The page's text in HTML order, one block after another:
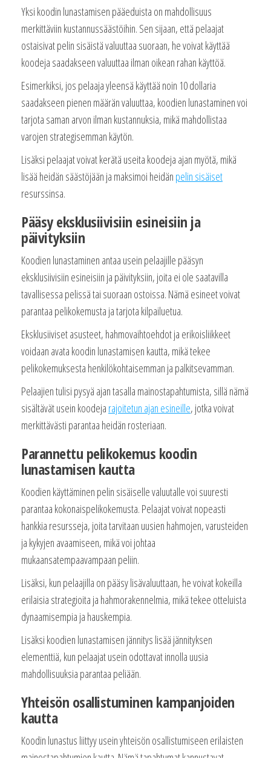
Yksi koodin lunastamisen pääeduista on mahdollisuus
merkittäviin kustannussäästöihin. Sen sijaan, että pelaajat
ostaisivat pelin sisäistä valuuttaa suoraan, he voivat käyttää
koodeja saadakseen valuuttaa ilman oikean rahan käyttöä.
Esimerkiksi, jos pelaaja yleensä käyttää noin 10 dollaria
saadakseen pienen määrän valuuttaa, koodien lunastaminen voi
tarjota saman arvon ilman kustannuksia, mikä mahdollistaa
varojen strategisemman käytön.
Lisäksi pelaajat voivat kerätä useita koodeja ajan myötä, mikä
lisää heidän säästöjään ja maksimoi heidän pelin sisäiset
resurssinsa.
Pääsy eksklusiivisiin esineisiin ja
päivityksiin
Koodien lunastaminen antaa usein pelaajille pääsyn
eksklusiivisiin esineisiin ja päivityksiin, joita ei ole saatavilla
tavallisessa pelissä tai suoraan ostoissa. Nämä esineet voivat
parantaa pelikokemusta ja tarjota kilpailuetua.
Eksklusiiviset asusteet, hahmovaihtoehdot ja erikoisliikkeet
voidaan avata koodin lunastamisen kautta, mikä tekee
pelikokemuksesta henkilökohtaisemman ja palkitsevamman.
Pelaajien tulisi pysyä ajan tasalla mainostapahtumista, sillä nämä
sisältävät usein koodeja rajoitetun ajan esineille, jotka voivat
merkittävästi parantaa heidän rosteriaan.
Parannettu pelikokemus koodin
lunastamisen kautta
Koodien käyttäminen pelin sisäiselle valuutalle voi suuresti
parantaa kokonaispelikokemusta. Pelaajat voivat nopeasti
hankkia resursseja, joita tarvitaan uusien hahmojen, varusteiden
ja kykyjen avaamiseen, mikä voi johtaa
mukaansatempaavampaan peliin.
Lisäksi, kun pelaajilla on pääsy lisävaluuttaan, he voivat kokeilla
erilaisia strategioita ja hahmorakennelmia, mikä tekee otteluista
dynaamisempia ja hauskempia.
Lisäksi koodien lunastamisen jännitys lisää jännityksen
elementtiä, kun pelaajat usein odottavat innolla uusia
mahdollisuuksia parantaa peliään.
Yhteisön osallistuminen kampanjoiden
kautta
Koodin lunastus liittyy usein yhteisön osallistumiseen erilaisten